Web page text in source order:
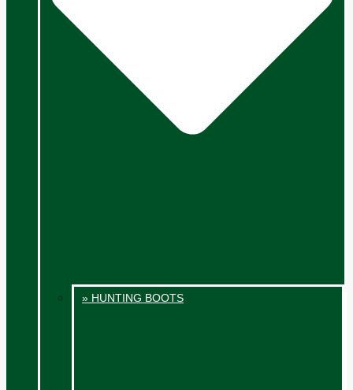
» HUNTING BOOTS